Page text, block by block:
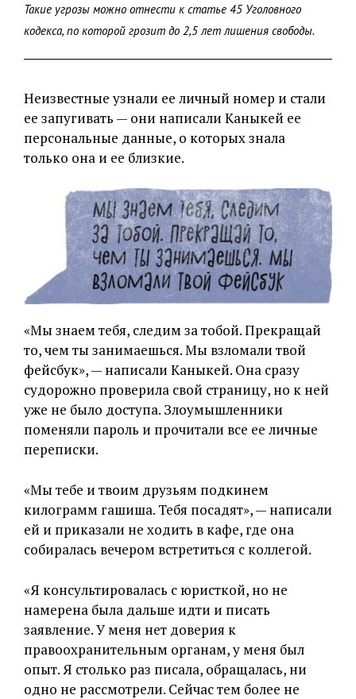
Такие угрозы можно отнести к статье 45 Уголовного
кодекса, по которой грозит до 2,5 лет лишения свободы.
Неизвестные узнали ее личный номер и стали
ее запугивать — они написали Каныкей ее
персональные данные, о которых знала
только она и ее близкие.
«Мы знаем тебя, следим за тобой. Прекращай
то, чем ты занимаешься. Мы взломали твой
фейсбук», — написали Каныкей. Она сразу
судорожно проверила свой страницу, но к ней
уже не было доступа. Злоумышленники
поменяли пароль и прочитали все ее личные
переписки.
«Мы тебе и твоим друзьям подкинем
килограмм гашиша. Тебя посадят», — написали
ей и приказали не ходить в кафе, где она
собиралась вечером встретиться с коллегой.
«Я консультировалась с юристкой, но не
намерена была дальше идти и писать
заявление. У меня нет доверия к
правоохранительным органам, у меня был
опыт. Я столько раз писала, обращалась, ни
одно не рассмотрели. Сейчас тем более не